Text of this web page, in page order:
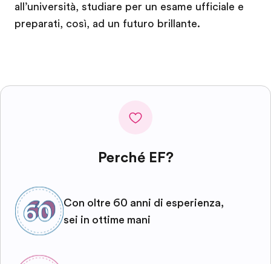
all’università, studiare per un esame ufficiale e
preparati, così, ad un futuro brillante.
Perché EF?
Con oltre 60 anni di esperienza,
sei in ottime mani